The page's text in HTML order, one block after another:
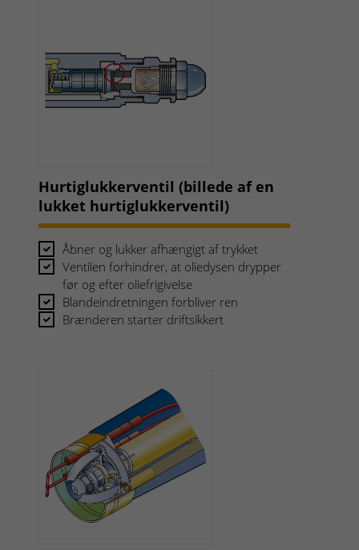
Hurtiglukkerventil (billede af en
lukket hurtiglukkerventil)
Åbner og lukker afhængigt af trykket
Ventilen forhindrer, at oliedysen drypper
før og efter oliefrigivelse
Blandeindretningen forbliver ren
Brænderen starter driftsikkert